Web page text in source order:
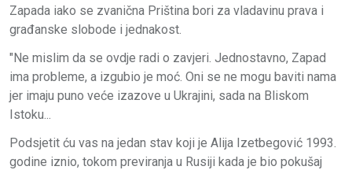
Zapada iako se zvanična Priština bori za vladavinu prava i
građanske slobode i jednakost.
"Ne mislim da se ovdje radi o zavjeri. Jednostavno, Zapad
ima probleme, a izgubio je moć. Oni se ne mogu baviti nama
jer imaju puno veće izazove u Ukrajini, sada na Bliskom
Istoku...
Podsjetit ću vas na jedan stav koji je Alija Izetbegović 1993.
godine iznio, tokom previranja u Rusiji kada je bio pokušaj